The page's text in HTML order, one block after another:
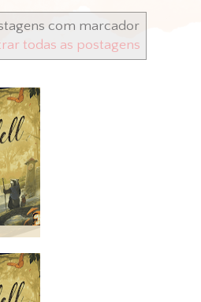
com marcador
todas as postagens